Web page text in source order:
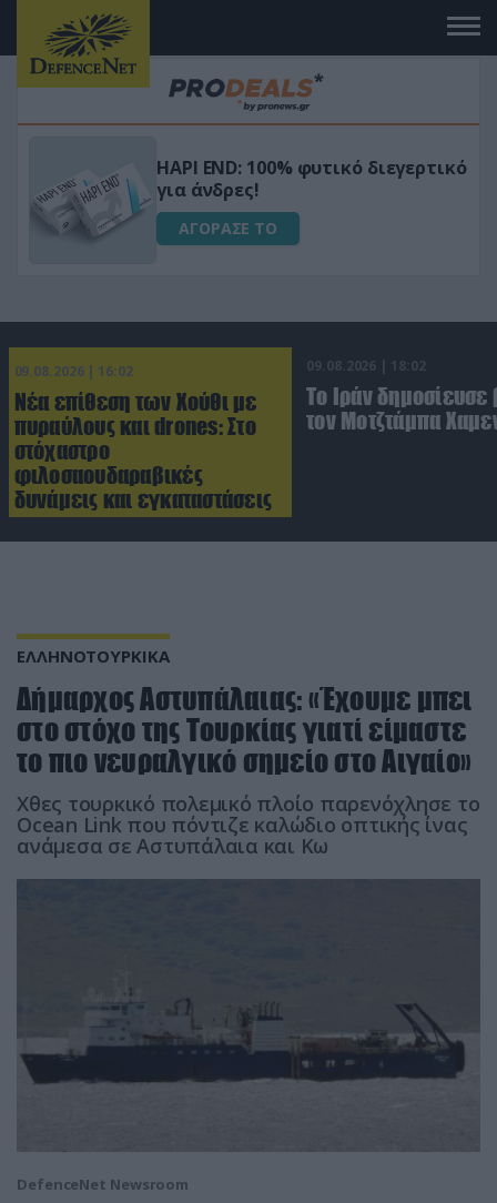
Μεταμόρφωσε τον κήπο σου με το
Ultra Box Μίνι Αλυσοπρίονο με
μπαταρία λιθίου
ΑΓΟΡΑΣΕ ΤΟ
09.08.2026 | 16:02
Νέα επίθεση των Χούθι με
πυραύλους και drones: Στο
στόχαστρο
φιλοσαουδαραβικές
δυνάμεις και εγκαταστάσεις
09.08.2026 | 18:02
Το Ιράν δημοσίευσε
τον Μοτζτάμπα
ΕΛΛΗΝΟΤΟΥΡΚΙΚΑ
Δήμαρχος Αστυπάλαιας: «Έχουμε μπει
στο στόχο της Τουρκίας γιατί είμαστε
το πιο νευραλγικό σημείο στο Αιγαίο»
Χθες τουρκικό πολεμικό πλοίο παρενόχλησε το
Ocean Link που πόντιζε καλώδιο οπτικής ίνας
ανάμεσα σε Αστυπάλαια και Κω
DefenceNet Newsroom